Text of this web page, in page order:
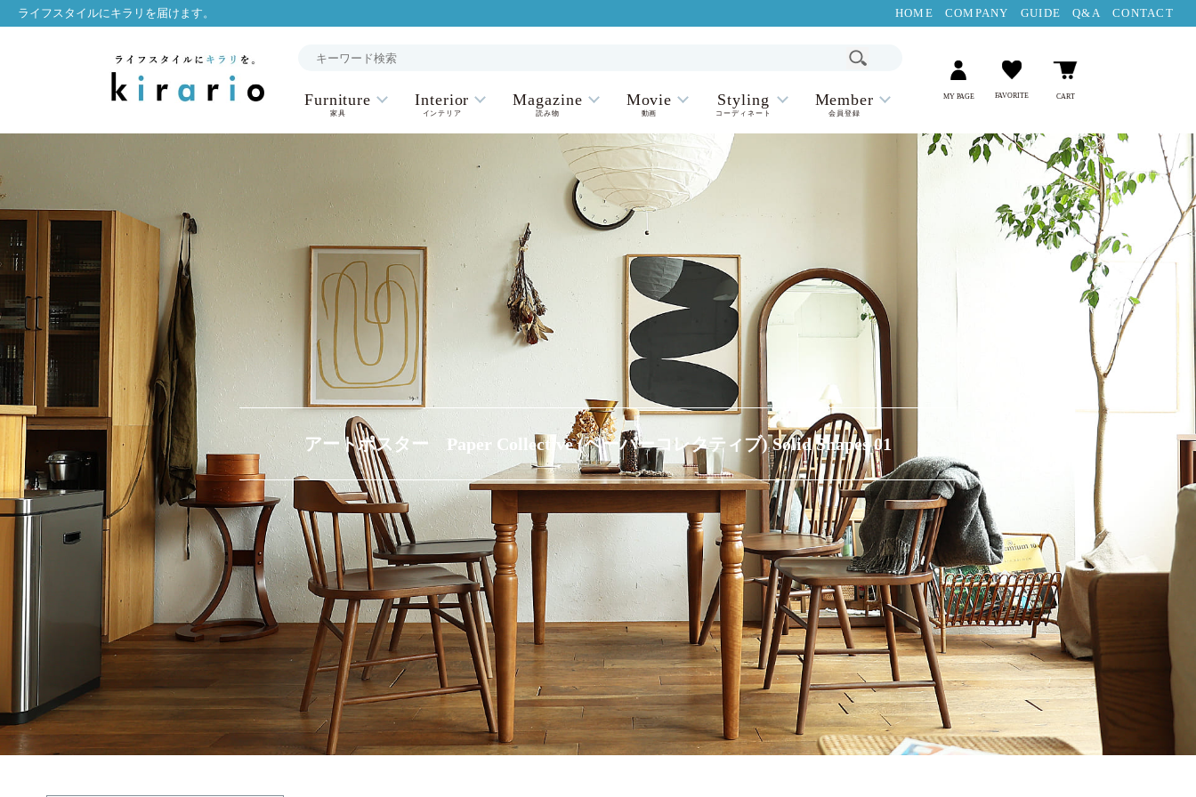
ライフスタイルにキラリを届けます。 HOME COMPANY GUIDE Q&A CONTACT
Furniture
家具
Interior
インテリア
Magazine
読み物
Movie
動画
Styling
コーディネート
Member
会員登録
MY PAGE FAVORITE CART